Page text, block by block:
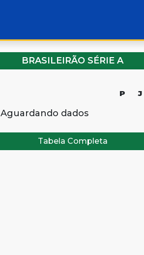
BRASILEIRÃO SÉRIE A
P J
Aguardando dados
Tabela Completa